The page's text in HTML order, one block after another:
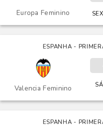
Europa Feminino
ESPANHA -
Valencia Feminino
ESPANHA -